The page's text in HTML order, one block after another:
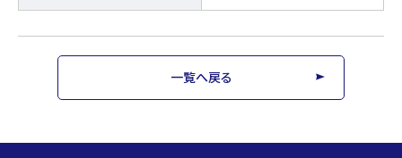
一覧へ戻る